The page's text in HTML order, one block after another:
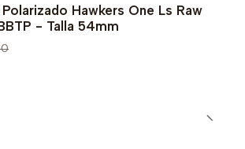
Hawkers One Ls Raw
- Talla 54mm